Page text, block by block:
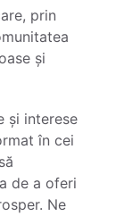
prin
și
și interese
în cei
de a oferi
Ne